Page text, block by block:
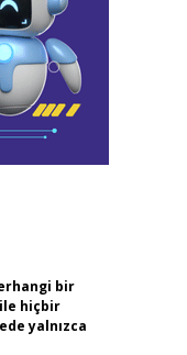
bir
hiçbir
yalnızca